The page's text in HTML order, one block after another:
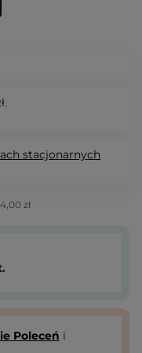
stacjonarnych
zł
Poleceń i